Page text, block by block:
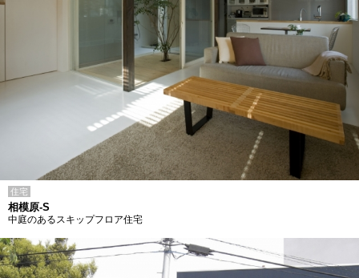
住宅
相模原-S
中庭のあるスキップフロア住宅